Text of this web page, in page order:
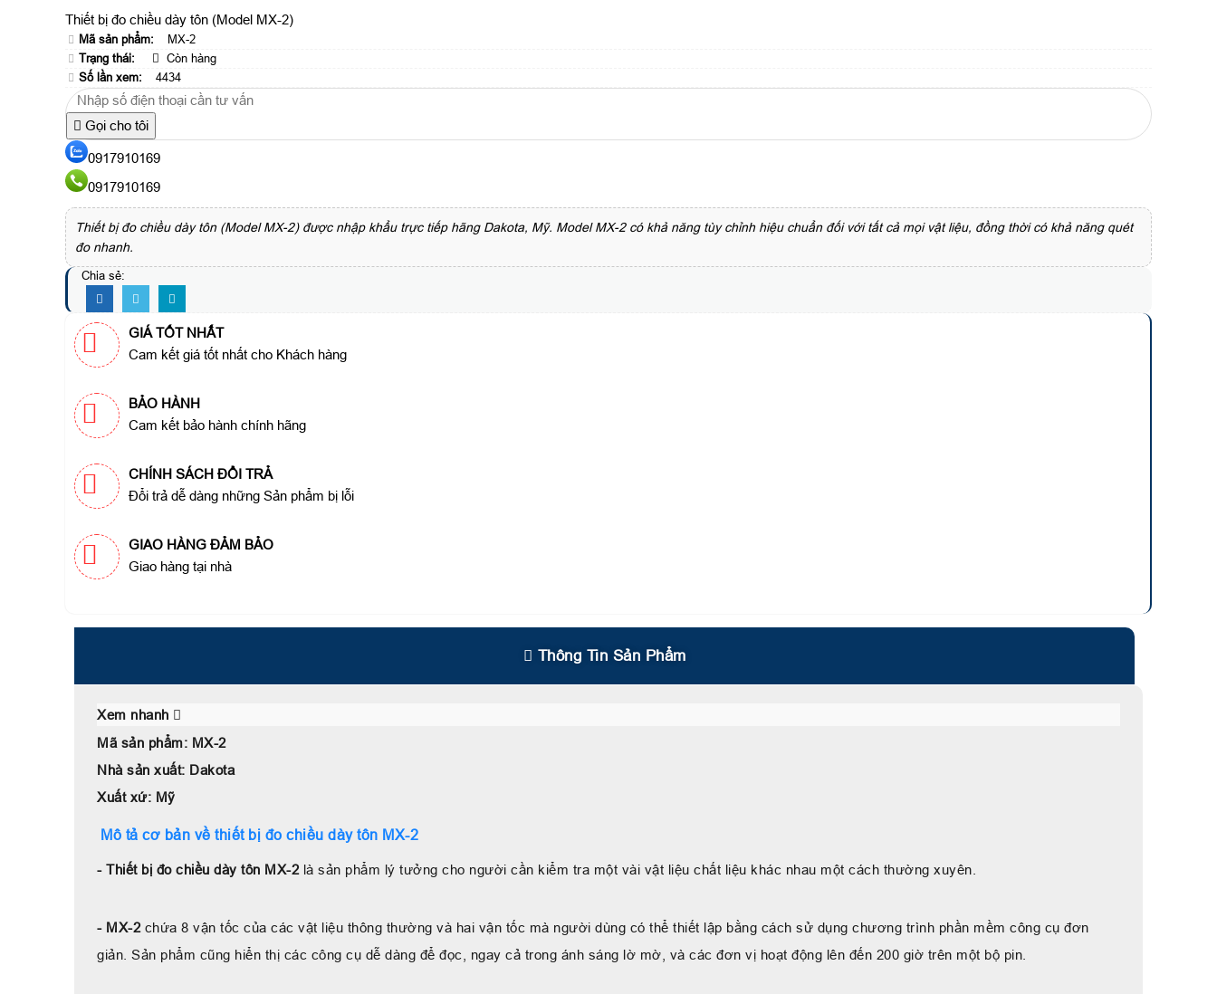
Thiết bị đo chiều dày tôn (Model MX-2)
Mã sản phẩm:
MX-2
Trạng thái:
Còn hàng
Số lần xem:
4434
Gọi cho tôi
0917910169
0917910169
Thiết bị đo chiều dày tôn (Model MX-2) được nhập khẩu trực tiếp hãng Dakota, Mỹ. Model MX-2 có khả năng tùy chỉnh hiệu chuẩn đối với tất cả mọi vật liệu, đồng thời có khả năng quét
đo nhanh.
Chia sẻ:
GIÁ TỐT NHẤT
Cam kết giá tốt nhất cho Khách hàng
BẢO HÀNH
Cam kết bảo hành chính hãng
CHÍNH SÁCH ĐỔI TRẢ
Đổi trả dễ dàng những Sản phẩm bị lỗi
GIAO HÀNG ĐẢM BẢO
Giao hàng tại nhà
Thông Tin Sản Phẩm
Xem nhanh
Mã sản phẩm: MX-2
Nhà sản xuất: Dakota
Xuất xứ: Mỹ
Mô tả cơ bản về thiết bị đo chiều dày tôn MX-2
- Thiết bị đo chiều dày tôn MX-2 là sản phẩm lý tưởng cho người cần kiểm tra một vài vật liệu chất liệu khác nhau một cách thường xuyên.
- MX-2chứa 8 vận tốc của các vật liệu thông thường và hai vận tốc mà người dùng có thể thiết lập bằng cách sử dụng chương trình phần mềm công cụ đơn
giản. Sản phẩm cũng hiển thị các công cụ dễ dàng để đọc, ngay cả trong ánh sáng lờ mờ, và các đơn vị hoạt động lên đến 200 giờ trên một bộ pin.